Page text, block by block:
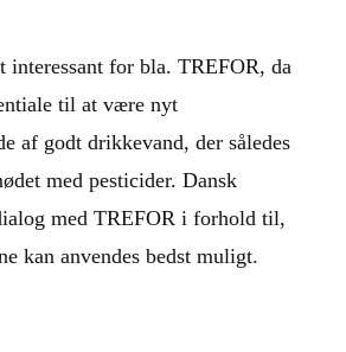
interessant for bla. TREFOR, da
til at være nyt
af godt drikkevand, der således
med pesticider. Dansk
med TREFOR i forhold til,
kan anvendes bedst muligt.